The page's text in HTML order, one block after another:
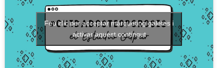
Feu clic per acceptar màrqueting galetes i
activar aquest contingut